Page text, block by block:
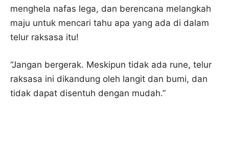
menghela nafas lega, dan berencana melangkah
maju untuk mencari tahu apa yang ada di dalam
telur raksasa itu!
“Jangan bergerak. Meskipun tidak ada rune, telur
raksasa ini dikandung oleh langit dan bumi, dan
tidak dapat disentuh dengan mudah.”